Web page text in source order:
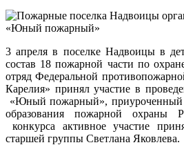
3 апреля в поселке Надвоицы в
состав 18 пожарной части по
отряд Федеральной
Карелия» принял участие в
«Юный пожарный», приуроченный
образования пожарной охраны
конкурса активное участие
старшей группы Светлана Яковлева.